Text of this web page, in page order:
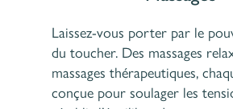
Laissez-vous porter par le
du toucher. Des massages
massages thérapeutiques,
conçue pour soulager les